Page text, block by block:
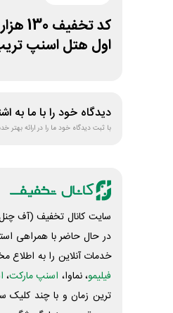
کد
اول هتل اسنپ
دیدگاه خود را با ما به
با ثبت دیدگاه خود ما را در ارائه بهتر
سایت کانال تخفیف (آف
در حال حاضر با همراهی
خدمات آنلاین را به اطلاع
فیلیمو، نماوا، اسنپ مارکت،
ترین زمان و با چند کلیک